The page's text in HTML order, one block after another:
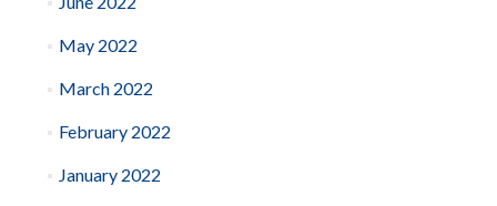
May 2022
March 2022
February 2022
January 2022